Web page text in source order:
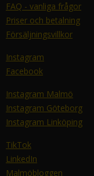
FAQ - vanliga frågor
Priser och betalning
Försäljningsvillkor
Instagram
Facebook
Instagram Malmö
Instagram Göteborg
Instagram Linköping
TikTok
LinkedIn
Malmöbloggen